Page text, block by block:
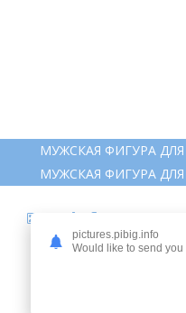
МУЖСКАЯ ФИГУРА
МУЖСКАЯ ФИГУРА
pictures.pibig.info
Would like to send